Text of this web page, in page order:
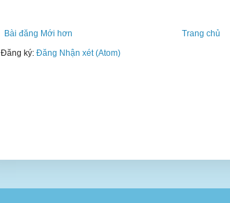
Bài đăng Mới hơn
Trang chủ
Đăng ký: Đăng Nhận xét (Atom)